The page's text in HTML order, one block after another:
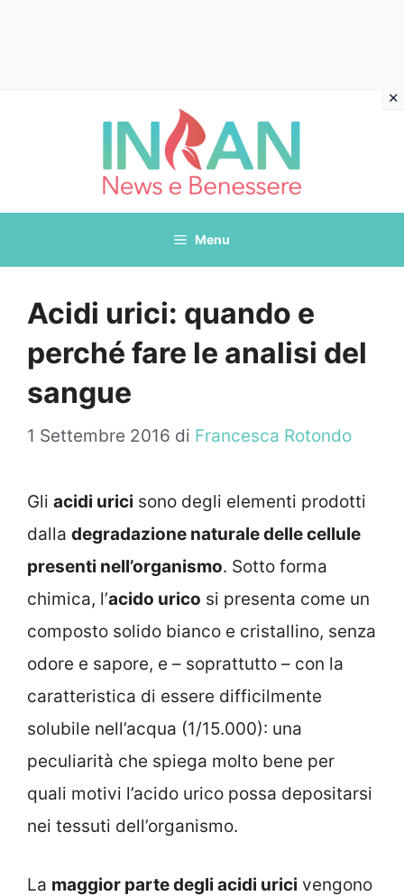
Menu
Acidi urici: quando e
perché fare le analisi del
sangue
1 Settembre 2016 di Francesca Rotondo
Gli acidi urici sono degli elementi prodotti
dalla degradazione naturale delle cellule
presenti nell’organismo. Sotto forma
chimica, l’acido urico si presenta come un
composto solido bianco e cristallino, senza
odore e sapore, e – soprattutto – con la
caratteristica di essere difficilmente
solubile nell’acqua (1/15.000): una
peculiarità che spiega molto bene per
quali motivi l’acido urico possa depositarsi
nei tessuti dell’organismo.
La maggior parte degli acidi urici vengono